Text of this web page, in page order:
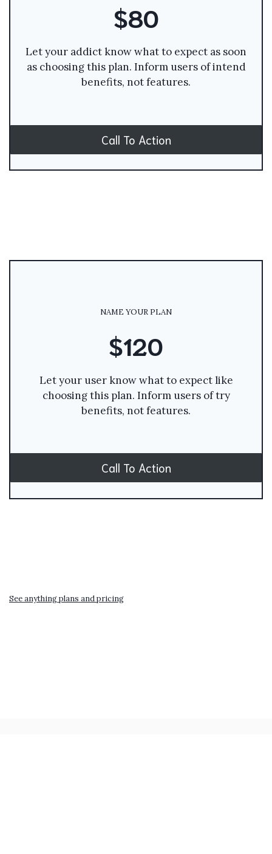
$80
Let your addict know what to expect as soon
as choosing this plan. Inform users of intend
benefits, not features.
Call To Action
NAME YOUR PLAN
$120
Let your user know what to expect like
choosing this plan. Inform users of try
benefits, not features.
Call To Action
See anything plans and pricing